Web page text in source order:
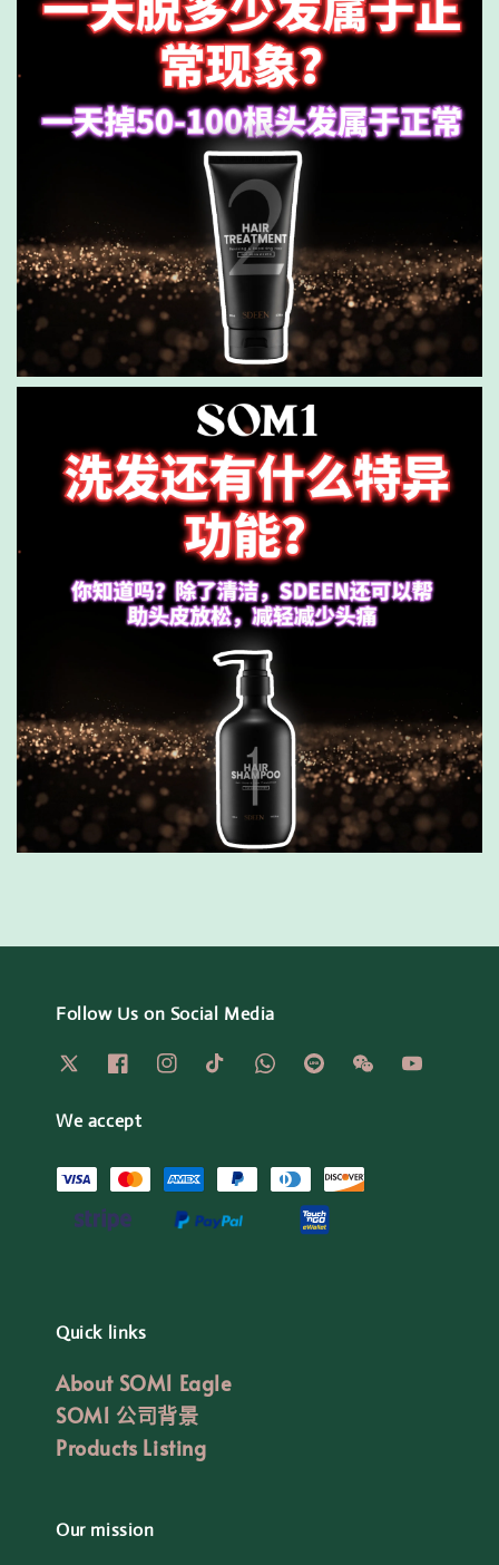
Follow Us on Social Media
We accept
Quick links
About SOM1 Eagle
SOM1 公司背景
Products Listing
Our mission